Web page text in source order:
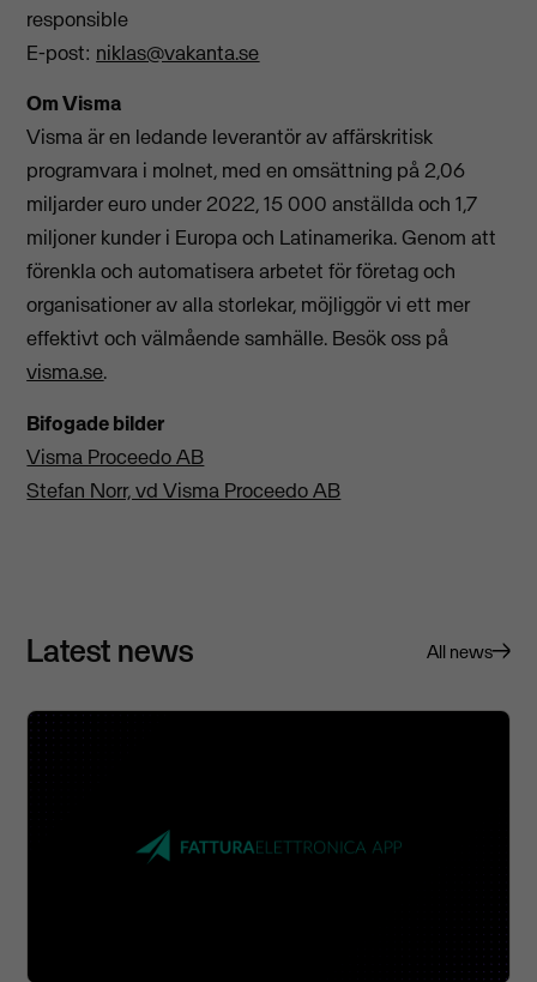
responsible
E-post: niklas@vakanta.se
Om Visma
Visma är en ledande leverantör av affärskritisk
programvara i molnet, med en omsättning på 2,06
miljarder euro under 2022, 15 000 anställda och 1,7
miljoner kunder i Europa och Latinamerika. Genom att
förenkla och automatisera arbetet för företag och
organisationer av alla storlekar, möjliggör vi ett mer
effektivt och välmående samhälle. Besök oss på
visma.se.
Bifogade bilder
Visma Proceedo AB
Stefan Norr, vd Visma Proceedo AB
Latest news All news